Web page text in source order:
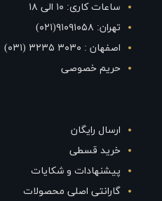
ساعات کاری: ۱۰ الی ۱۸
تهران: ۹۱۰۹۱۰۵۸(۰۲۱)
اصفهان : ۳۰۳۰ ۳۲۳۵ (۰۳۱)
حریم خصوصی
ارسال رایگان
خرید قسطی
پیشنهادات و شکایات
گارانتی اصلی محصولات